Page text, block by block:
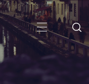
주
메
뉴